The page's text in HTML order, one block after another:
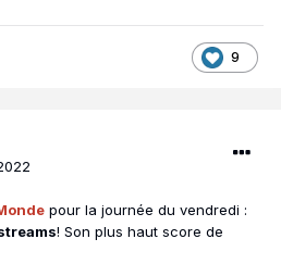
9
pour la journée du vendredi :
! Son plus haut score de